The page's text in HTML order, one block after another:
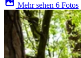
Mehr sehen 6 Fotos